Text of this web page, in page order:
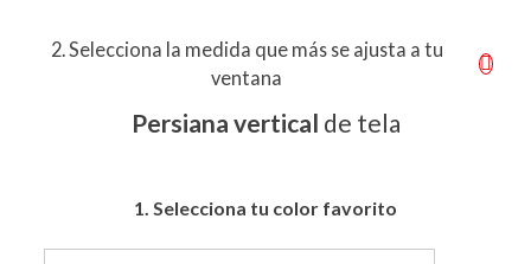
Persiana vertical de tela
1. Selecciona tu color favorito
2. Selecciona la medida que más se ajusta a tu
ventana